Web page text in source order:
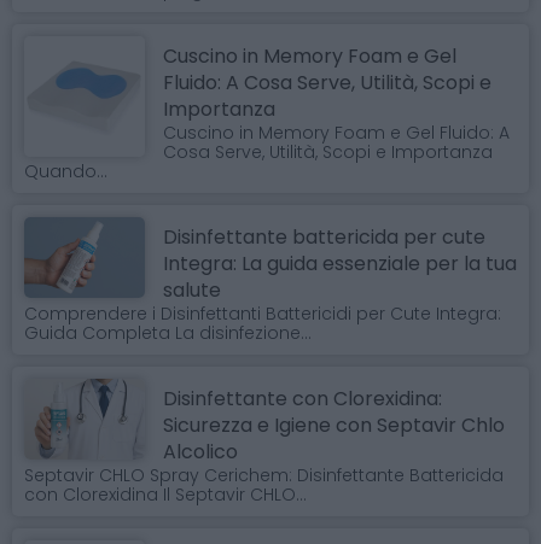
Cuscino in Memory Foam e Gel
Fluido: A Cosa Serve, Utilità, Scopi e
Importanza
Cuscino in Memory Foam e Gel Fluido: A
Cosa Serve, Utilità, Scopi e Importanza
Quando...
Disinfettante battericida per cute
Integra: La guida essenziale per la tua
salute
Comprendere i Disinfettanti Battericidi per Cute Integra:
Guida Completa La disinfezione...
Disinfettante con Clorexidina:
Sicurezza e Igiene con Septavir Chlo
Alcolico
Septavir CHLO Spray Cerichem: Disinfettante Battericida
con Clorexidina Il Septavir CHLO...